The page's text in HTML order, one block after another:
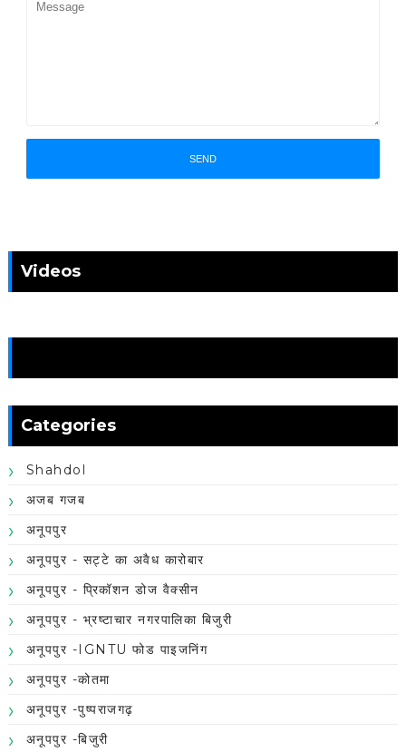
Videos
Categories
Shahdol
अजब गजब
अनूपपुर
अनूपपुर - सट्टे का अवैध कारोबार
अनूपपुर - प्रिकॉशन डोज वैक्सीन
अनूपपुर - भ्रष्टाचार नगरपालिका बिजुरी
अनूपपुर -IGNTU फोड पाइजनिंग
अनूपपुर -कोतमा
अनूपपुर -पुष्पराजगढ़
अनूपपुर -बिजुरी